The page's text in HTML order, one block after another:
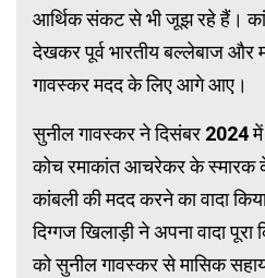
आर्थिक संकट से भी जूझ रहे हैं।
देखकर पूर्व भारतीय बल्लेबाज
गावस्कर मदद के लिए आगे आए।
सुनील गावस्कर ने दिसंबर 2024 में
कोच रमाकांत आचरेकर के स्मारक
कांबली की मदद करने का वादा
दिग्गज खिलाड़ी ने अपना वादा
को सुनील गावस्कर से मासिक